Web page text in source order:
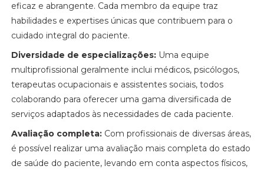
eficaz e abrangente. Cada membro da equipe traz
habilidades e expertises únicas que contribuem para o
cuidado integral do paciente.
Diversidade de especializações: Uma equipe
multiprofissional geralmente inclui médicos, psicólogos,
terapeutas ocupacionais e assistentes sociais, todos
colaborando para oferecer uma gama diversificada de
serviços adaptados às necessidades de cada paciente.
Avaliação completa: Com profissionais de diversas áreas,
é possível realizar uma avaliação mais completa do estado
de saúde do paciente, levando em conta aspectos físicos,